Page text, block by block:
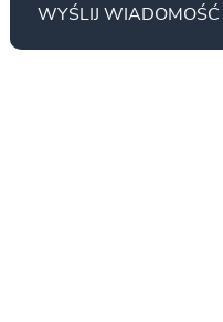
WYŚLIJ WIADOMOŚĆ